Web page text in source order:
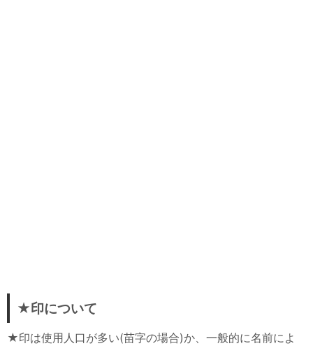
★印について
★印は使用人口が多い(苗字の場合)か、一般的に名前によ